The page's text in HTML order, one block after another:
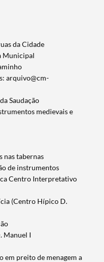
da Cidade
Municipal
arquivo@cm-
Saudação
medievais e
nas tabernas
de instrumentos
Centro Interpretativo
(Centro Hípico D.
Manuel I
em preito de menagem a